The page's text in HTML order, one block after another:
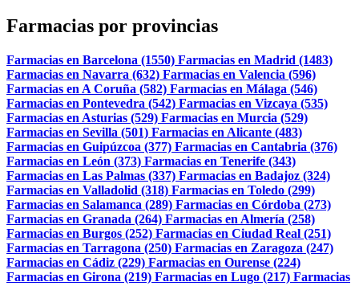
Farmacias por provincias
Farmacias en Barcelona (1550) Farmacias en Madrid (1483)
Farmacias en Navarra (632) Farmacias en Valencia (596)
Farmacias en A Coruña (582) Farmacias en Málaga (546)
Farmacias en Pontevedra (542) Farmacias en Vizcaya (535)
Farmacias en Asturias (529) Farmacias en Murcia (529)
Farmacias en Sevilla (501) Farmacias en Alicante (483)
Farmacias en Guipúzcoa (377) Farmacias en Cantabria (376)
Farmacias en León (373) Farmacias en Tenerife (343)
Farmacias en Las Palmas (337) Farmacias en Badajoz (324)
Farmacias en Valladolid (318) Farmacias en Toledo (299)
Farmacias en Salamanca (289) Farmacias en Córdoba (273)
Farmacias en Granada (264) Farmacias en Almería (258)
Farmacias en Burgos (252) Farmacias en Ciudad Real (251)
Farmacias en Tarragona (250) Farmacias en Zaragoza (247)
Farmacias en Cádiz (229) Farmacias en Ourense (224)
Farmacias en Girona (219) Farmacias en Lugo (217) Farmacias